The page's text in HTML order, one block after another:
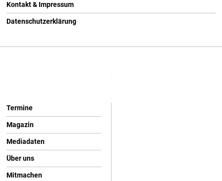
Kontakt & Impressum
Datenschutzerklärung
Termine
Magazin
Mediadaten
Über uns
Mitmachen